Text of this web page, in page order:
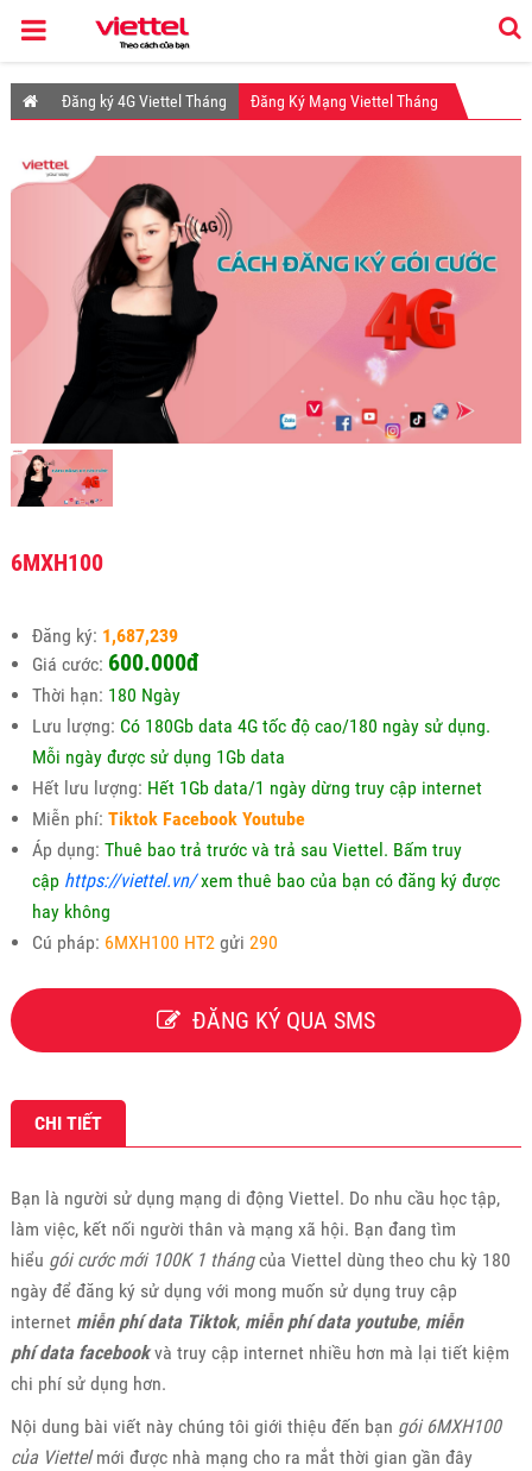
Đăng ký 4G Viettel Tháng Đăng Ký Mạng Viettel Tháng
6MXH100
Đăng ký: 1,687,239
Giá cước: 600.000đ
Thời hạn: 180 Ngày
Lưu lượng: Có 180Gb data 4G tốc độ cao/180 ngày sử dụng.
Mỗi ngày được sử dụng 1Gb data
Hết lưu lượng: Hết 1Gb data/1 ngày dừng truy cập internet
Miễn phí: Tiktok Facebook Youtube
Áp dụng: Thuê bao trả trước và trả sau Viettel. Bấm truy
cập https://viettel.vn/ xem thuê bao của bạn có đăng ký được
hay không
Cú pháp: 6MXH100 HT2gửi 290
ĐĂNG KÝ QUA SMS
CHI TIẾT
Bạn là người sử dụng mạng di động Viettel. Do nhu cầu học tập,
làm việc, kết nối người thân và mạng xã hội. Bạn đang tìm
hiểu gói cước mới 100K 1 thángcủa Viettel dùng theo chu kỳ 180
ngày để đăng ký sử dụng với mong muốn sử dụng truy cập
internet miễn phí data Tiktok, miễn phí data youtube, miễn
phí data facebookvà truy cập internet nhiều hơn mà lại tiết kiệm
chi phí sử dụng hơn.
Nội dung bài viết này chúng tôi giới thiệu đến bạn gói 6MXH100
của Viettelmới được nhà mạng cho ra mắt thời gian gần đây